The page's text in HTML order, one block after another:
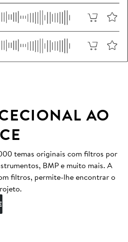
AO
temas originais com filtros por
BMP e muito mais. A
filtros, permite-lhe encontrar o